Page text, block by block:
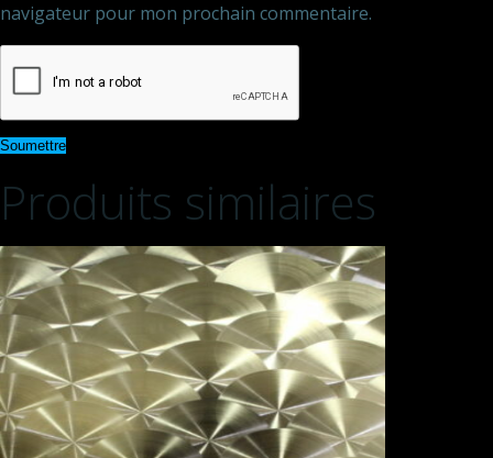
navigateur pour mon prochain commentaire.
Produits similaires